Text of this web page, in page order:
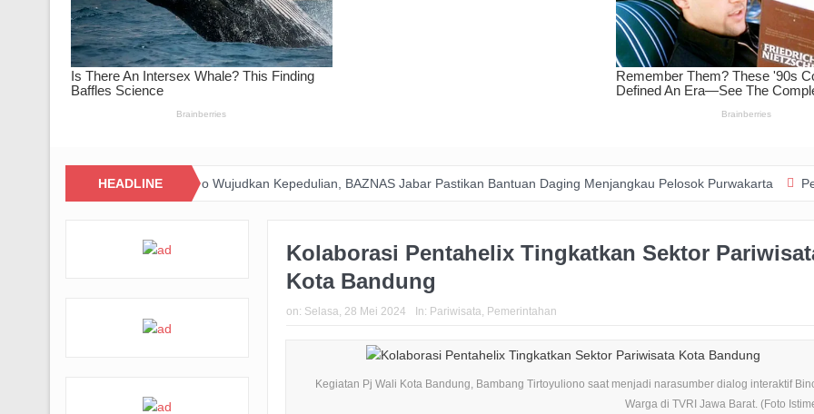
HEADLINE
Zakat Digital BRImo Wujudkan Kepedulian, BAZNAS Jabar Pastikan Bantuan Daging Menjangkau Pelosok Purwakarta Pemkot Usut
Kolaborasi Pentahelix Tingkatkan Sektor
Kota Bandung
on: Selasa, 28 Mei 2024 In: Pariwisata, Pemerintahan
Kegiatan Pj Wali Kota Bandung, Bambang Tirtoyuliono saat menjadi narasumber dialog interaktif
Warga di TVRI Jawa Barat. (Foto